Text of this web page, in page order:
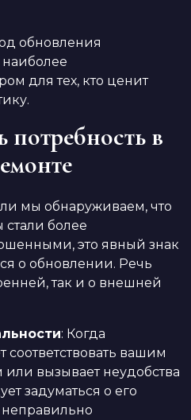
обновления
наиболее
для тех, кто ценит
потребность в
мы обнаруживаем, что
более
это явный знак
о обновлении. Речь
так и о внешней
: Когда
соответствовать вашим
вызывает неудобства
задуматься о его